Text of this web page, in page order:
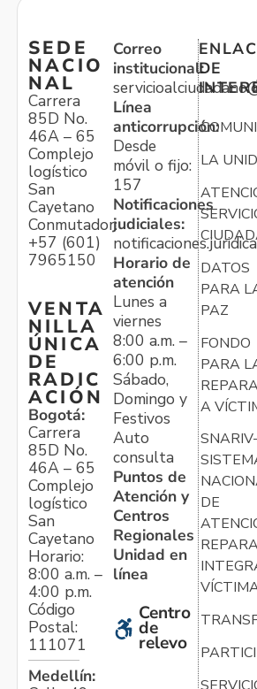
SEDE
NACIO
NAL
Carrera
85D No.
46A – 65
Complejo
logístico
San
Cayetano
Conmutador:
+57 (601)
7965150
VENTA
NILLA
ÚNICA
DE
RADIC
ACIÓN
Bogotá:
Carrera
85D No.
46A – 65
Complejo
logístico
San
Cayetano
Horario:
8:00 a.m. –
4:00 p.m.
Código
Postal:
111071
Medellín:
Correo
institucional:
Línea
anticorrupción:
Desde
móvil o fijo:
157
Notificaciones
judiciales:
Horario de
atención
Lunes a
viernes
8:00 a.m. –
6:00 p.m.
Sábado,
Domingo y
Festivos
Auto
consulta
Puntos de
Atención y
Centros
Regionales
Unidad en
línea
Centro
de
relevo
DE
LA
DATOS
PARA
PAZ
FONDO
PARA
A
SNARIV-
DE